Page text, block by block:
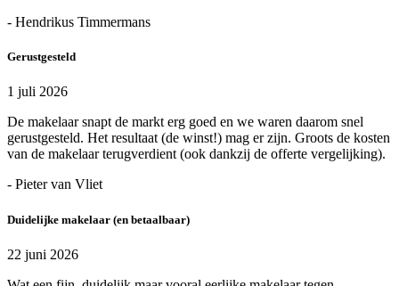
- Hendrikus Timmermans
Gerustgesteld
1 juli 2026
De makelaar snapt de markt erg goed en we waren daarom snel
gerustgesteld. Het resultaat (de winst!) mag er zijn. Groots de kosten
van de makelaar terugverdient (ook dankzij de offerte vergelijking).
- Pieter van Vliet
Duidelijke makelaar (en betaalbaar)
22 juni 2026